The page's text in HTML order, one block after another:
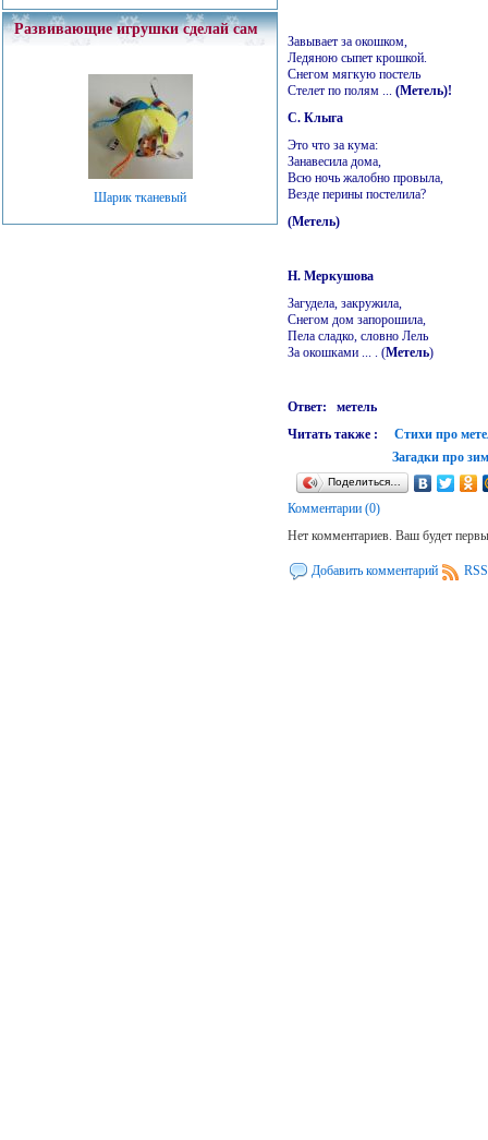
Развивающие игрушки сделай сам
Шарик тканевый
Завывает за окошком,
Ледяною сыпет крошкой.
Снегом мягкую постель
Стелет по полям ... (Метель)!
С. Клыга
Это что за кума:
Занавесила дома,
Всю ночь жалобно провыла,
Везде перины постелила?
(Метель)
Н. Меркушова
Загудела, закружила,
Снегом дом запорошила,
Пела сладко, словно Лель
За окошками ... . (Метель)
Ответ: метель
Читать также :
Стихи про
Загадки про
Поделиться…
Комментарии (0)
Нет комментариев. Ваш будет
Добавить комментарий